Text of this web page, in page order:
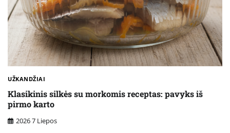
UŽKANDŽIAI
Klasikinis silkės su morkomis receptas: pavyks iš
pirmo karto
2026 7 Liepos